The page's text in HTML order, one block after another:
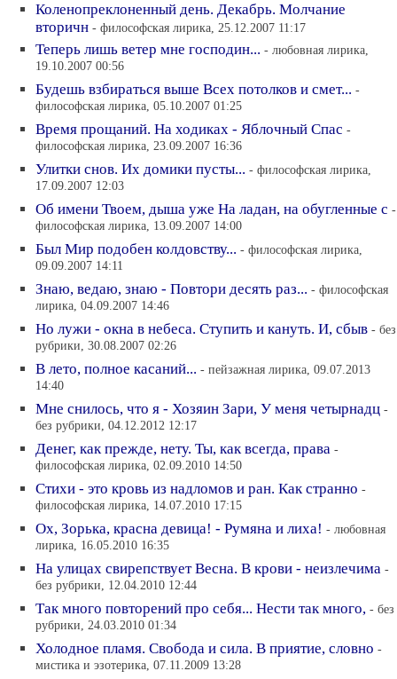
Коленопреклоненный день. Декабрь. Молчание
вторичн - философская лирика, 25.12.2007 11:17
Теперь лишь ветер мне господин... - любовная лирика,
19.10.2007 00:56
Будешь взбираться выше Всех потолков и смет... -
философская лирика, 05.10.2007 01:25
Время прощаний. На ходиках - Яблочный Спас -
философская лирика, 23.09.2007 16:36
Улитки снов. Их домики пусты... - философская лирика,
17.09.2007 12:03
Об имени Твоем, дыша уже На ладан, на обугленные с -
философская лирика, 13.09.2007 14:00
Был Мир подобен колдовству... - философская лирика,
09.09.2007 14:11
Знаю, ведаю, знаю - Повтори десять раз... - философская
лирика, 04.09.2007 14:46
Но лужи - окна в небеса. Ступить и кануть. И, сбыв - без
рубрики, 30.08.2007 02:26
В лето, полное касаний... - пейзажная лирика, 09.07.2013
14:40
Мне снилось, что я - Хозяин Зари, У меня четырнадц -
без рубрики, 04.12.2012 12:17
Денег, как прежде, нету. Ты, как всегда, права -
философская лирика, 02.09.2010 14:50
Стихи - это кровь из надломов и ран. Как странно -
философская лирика, 14.07.2010 17:15
Ох, Зорька, красна девица! - Румяна и лиха! - любовная
лирика, 16.05.2010 16:35
На улицах свирепствует Весна. В крови - неизлечима -
без рубрики, 12.04.2010 12:44
Так много повторений про себя... Нести так много, - без
рубрики, 24.03.2010 01:34
Холодное пламя. Свобода и сила. В приятие, словно -
мистика и эзотерика, 07.11.2009 13:28